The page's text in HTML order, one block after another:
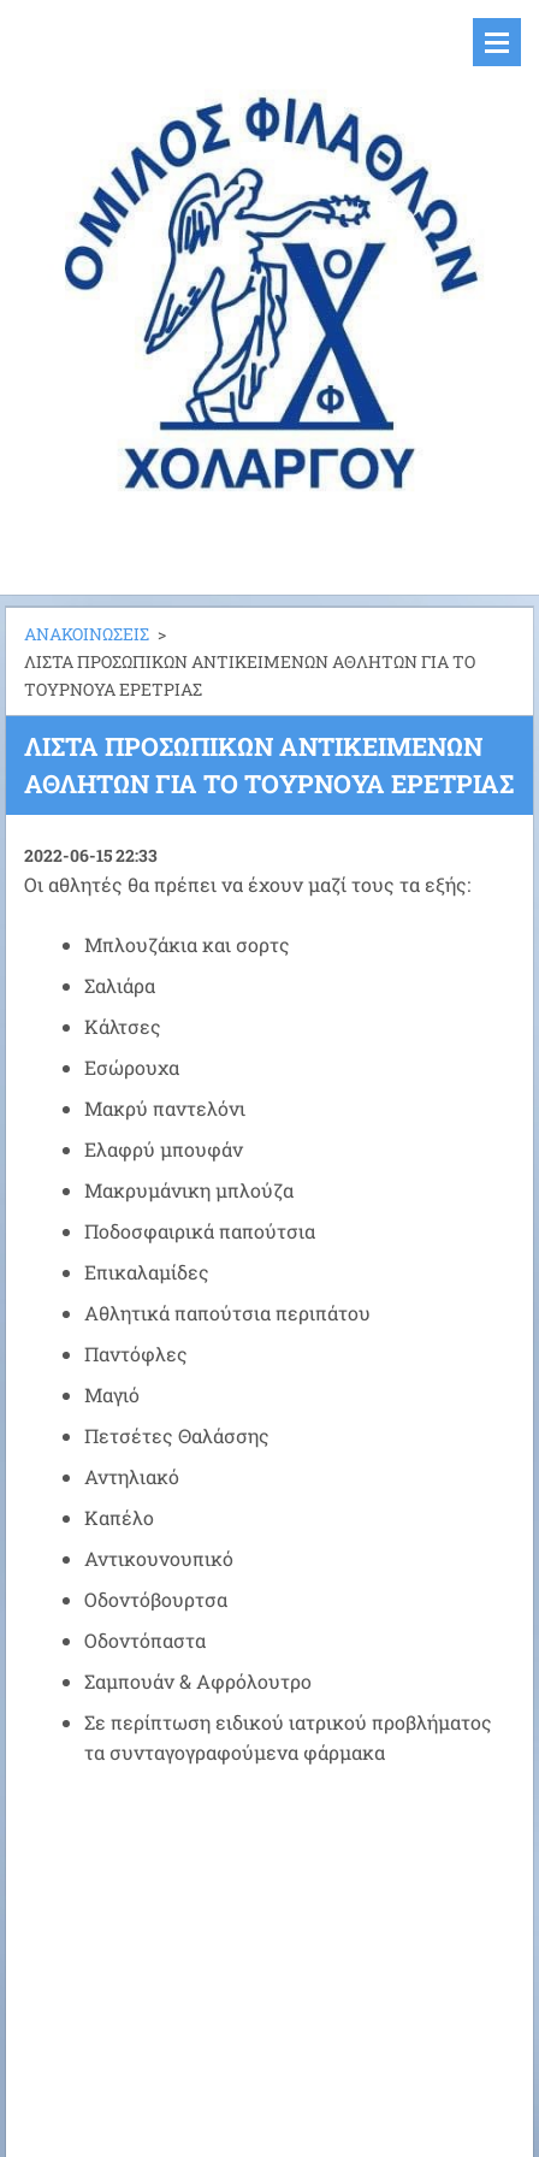
ΑΝΑΚΟΙΝΩΣΕΙΣ >
ΛΙΣΤΑ ΠΡΟΣΩΠΙΚΩΝ ΑΝΤΙΚΕΙΜΕΝΩΝ ΑΘΛΗΤΩΝ ΓΙΑ ΤΟ
ΤΟΥΡΝΟΥΑ ΕΡΕΤΡΙΑΣ
ΛΙΣΤΑ ΠΡΟΣΩΠΙΚΩΝ ΑΝΤΙΚΕΙΜΕΝΩΝ
ΑΘΛΗΤΩΝ ΓΙΑ ΤΟ ΤΟΥΡΝΟΥΑ ΕΡΕΤΡΙΑΣ
2022-06-15 22:33
Οι αθλητές θα πρέπει να έχουν μαζί τους τα εξής:
Μπλουζάκια και σορτς
Σαλιάρα
Κάλτσες
Εσώρουχα
Μακρύ παντελόνι
Ελαφρύ μπουφάν
Μακρυμάνικη μπλούζα
Ποδοσφαιρικά παπούτσια
Επικαλαμίδες
Αθλητικά παπούτσια περιπάτου
Παντόφλες
Μαγιό
Πετσέτες Θαλάσσης
Αντηλιακό
Καπέλο
Αντικουνουπικό
Οδοντόβουρτσα
Οδοντόπαστα
Σαμπουάν & Αφρόλουτρο
Σε περίπτωση ειδικού ιατρικού προβλήματος
τα συνταγογραφούμενα φάρμακα